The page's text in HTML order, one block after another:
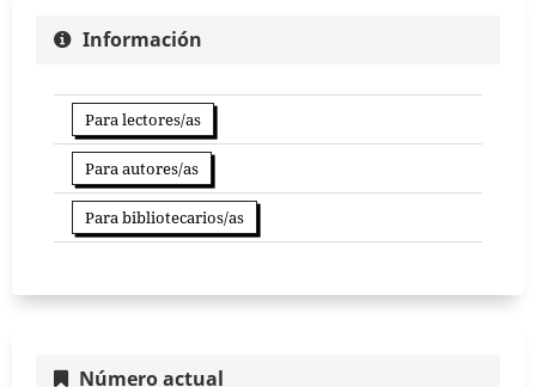
Información
Para lectores/as
Para autores/as
Para bibliotecarios/as
Número actual